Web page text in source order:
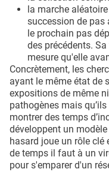
la marche
succession de pas
le prochain pas
des précédents.
mesure qu'elle
Concrètement, les
ayant le même état de
expositions de même
pathogènes mais
montrer des temps
développent un
hasard joue un rôle clé
de temps il faut à un
pour s'emparer d'un